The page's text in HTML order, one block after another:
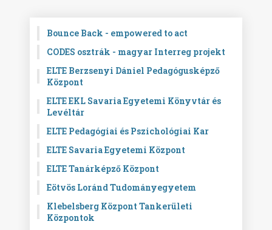
Bounce Back - empowered to act
CODES osztrák - magyar Interreg projekt
ELTE Berzsenyi Dániel Pedagógusképző
Központ
ELTE EKL Savaria Egyetemi Könyvtár és
Levéltár
ELTE Pedagógiai és Pszichológiai Kar
ELTE Savaria Egyetemi Központ
ELTE Tanárképző Központ
Eötvös Loránd Tudományegyetem
Klebelsberg Központ Tankerületi
Központok